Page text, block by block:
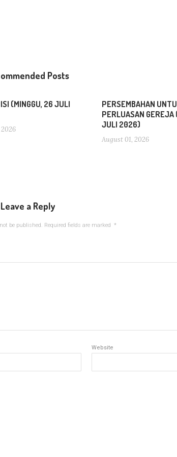
Posts
(MINGGU, 26 JULI
PERSEMBAHAN
PERLUASAN GEREJA
JULI 2026)
August 01, 2026
Leave a Reply
be published. Required fields are marked *
Website